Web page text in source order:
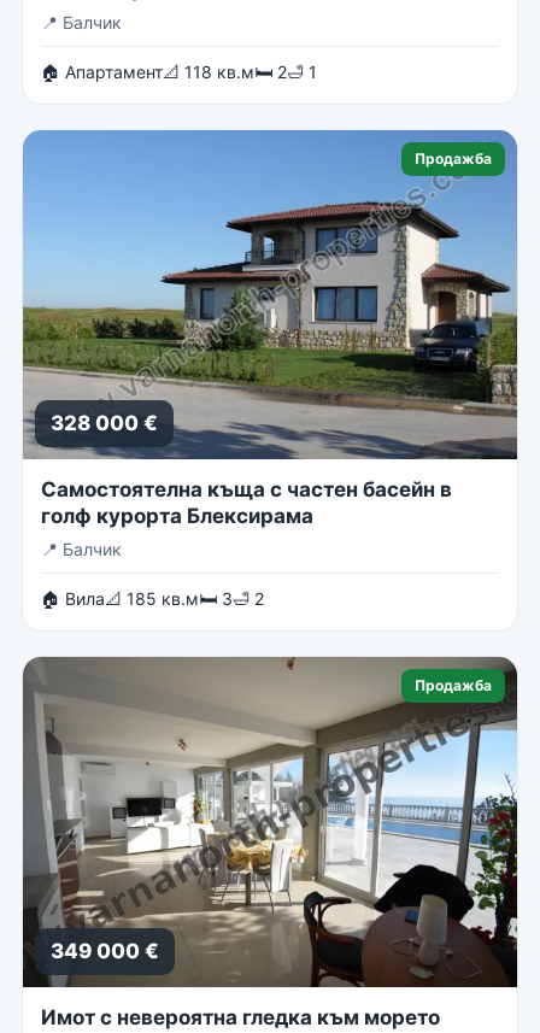
📍 Балчик
🏠 Апартамент📐 118 кв.м🛏 2🛁 1
Продажба
328 000 €
Самостоятелна къща с частен басейн в
голф курорта Блексирама
📍 Балчик
🏠 Вила📐 185 кв.м🛏 3🛁 2
Продажба
349 000 €
Имот с невероятна гледка към морето